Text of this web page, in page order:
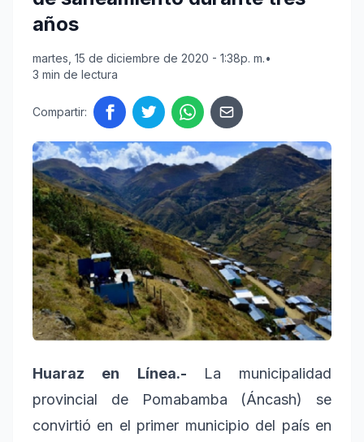
años
martes, 15 de diciembre de 2020 - 1:38p. m.•
3 min de lectura
Compartir:
Huaraz en Línea.-
La municipalidad
provincial de Pomabamba (Áncash) se
convirtió en el primer municipio del país en